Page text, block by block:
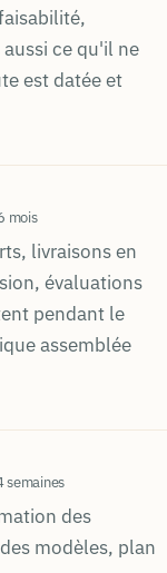
ce qu'il ne
est datée et
mois
livraisons en
évaluations
pendant le
assemblée
semaines
des
modèles, plan